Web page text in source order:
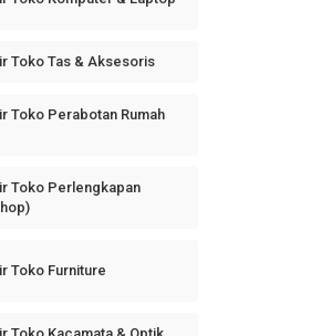
Toko Tas & Aksesoris
Toko Perabotan Rumah
Toko Perlengkapan
Toko Furniture